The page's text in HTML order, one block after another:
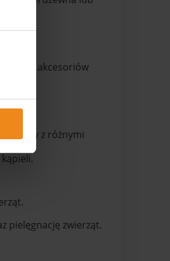
i akcesoriów
pracy z różnymi
pielęgnację zwierząt.